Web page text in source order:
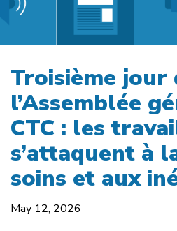
Troisième jour
l’Assemblée
CTC : les
s’attaquent à
soins et aux
May 12, 2026